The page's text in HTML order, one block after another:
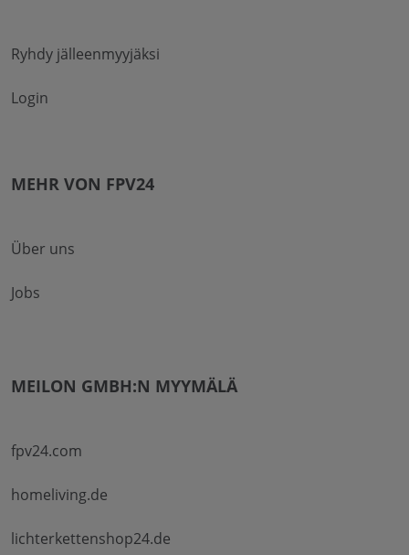
Ryhdy jälleenmyyjäksi
Login
MEHR VON FPV24
Über uns
Jobs
MEILON GMBH:N MYYMÄLÄ
fpv24.com
homeliving.de
lichterkettenshop24.de